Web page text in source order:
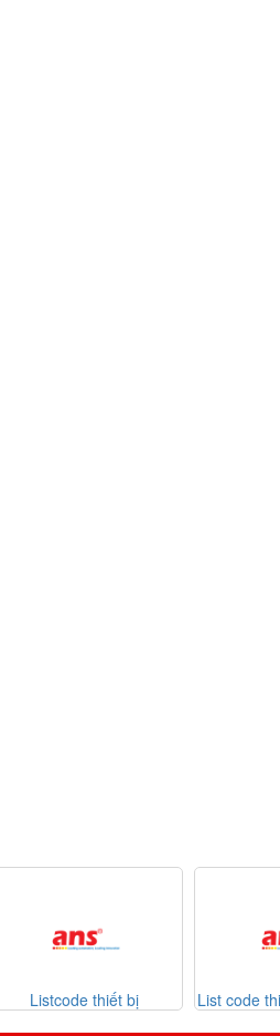
List code thiết bị Reckmann